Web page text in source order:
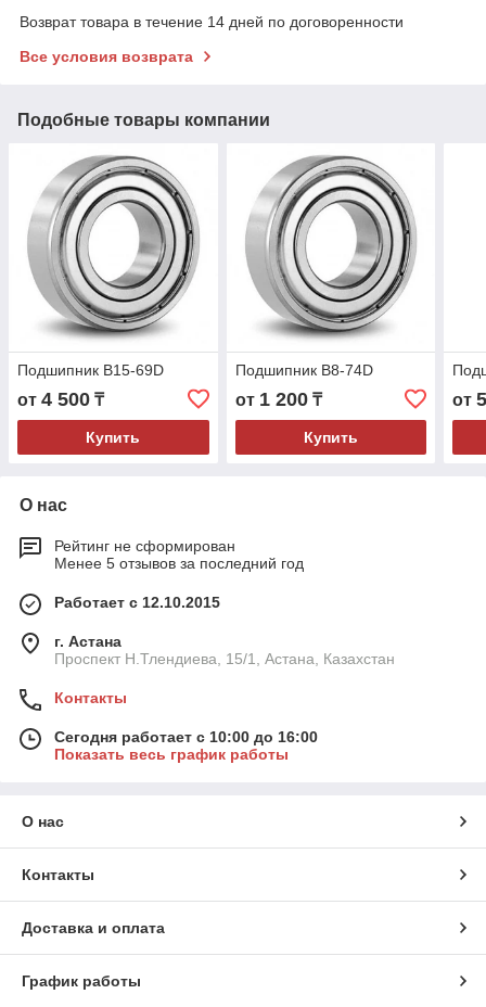
Возврат товара в течение 14 дней по договоренности
Все условия возврата
Подобные товары компании
Подшипник B15-69D
от 4 500 ₸
Купить
Подшипник B8-74D
от 1 200₸
Купить
от
О нас
Рейтинг не сформирован
Менее 5 отзывов за последний год
Работает с 12.10.2015
г. Астана
Проспект Н.Тлендиева, 15/1, Астана, Казахстан
Контакты
Сегодня работает с 10:00 до 16:00
Показать весь график работы
О нас
Контакты
Доставка и оплата
График работы